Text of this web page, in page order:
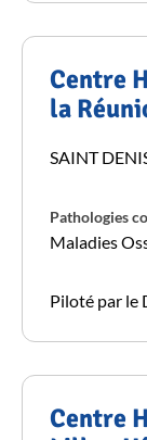
Centre
la
SAINT
Pathologies
Maladies
Piloté par le
Centre